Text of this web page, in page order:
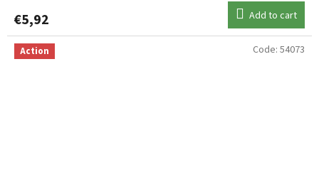
€5,92 Add to cart
Action Code: 54073